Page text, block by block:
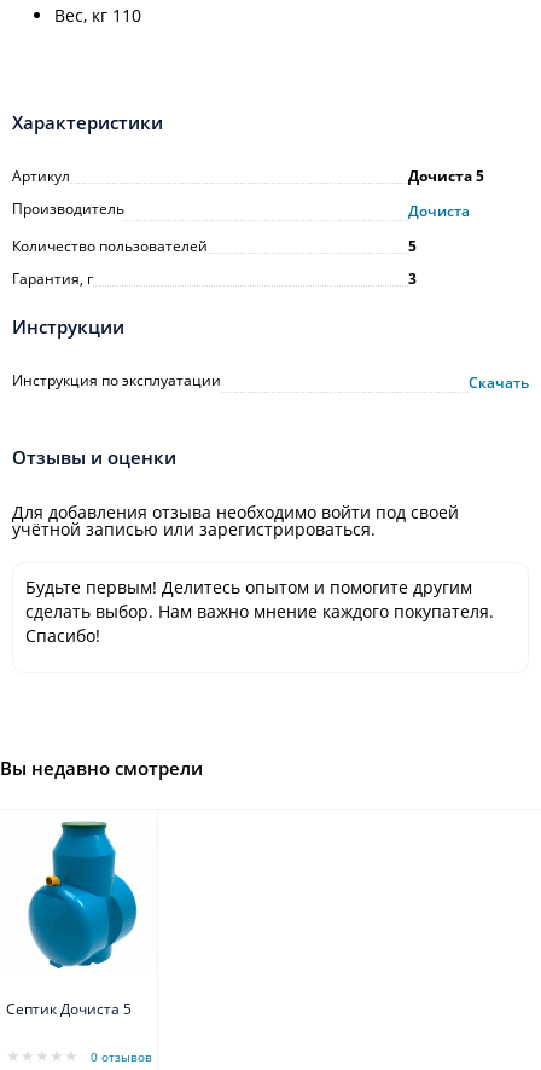
Вес, кг 110
Характеристики
Артикул
Дочиста 5
Производитель
Дочиста
Количество пользователей
5
Гарантия, г
3
Инструкции
Инструкция по эксплуатации Скачать
Отзывы и оценки
Для добавления отзыва необходимо войти под своей
учётной записью или зарегистрироваться.
Будьте первым! Делитесь опытом и помогите другим
сделать выбор. Нам важно мнение каждого покупателя.
Спасибо!
Вы недавно смотрели
Септик Дочиста 5
0 отзывов